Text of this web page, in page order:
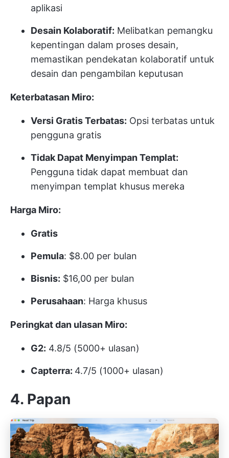
aplikasi
Desain Kolaboratif: Melibatkan pemangku
kepentingan dalam proses desain,
memastikan pendekatan kolaboratif untuk
desain dan pengambilan keputusan
Keterbatasan Miro:
Versi Gratis Terbatas: Opsi terbatas untuk
pengguna gratis
Tidak Dapat Menyimpan Templat:
Pengguna tidak dapat membuat dan
menyimpan templat khusus mereka
Harga Miro:
Gratis
Pemula: $8.00 per bulan
Bisnis: $16,00 per bulan
Perusahaan: Harga khusus
Peringkat dan ulasan Miro:
G2: 4.8/5 (5000+ ulasan)
Capterra: 4.7/5 (1000+ ulasan)
4. Papan